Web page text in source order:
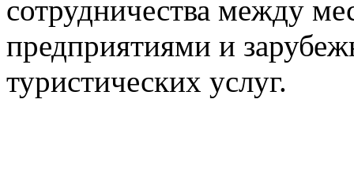
сотрудничества между
предприятиями и
туристических услуг.